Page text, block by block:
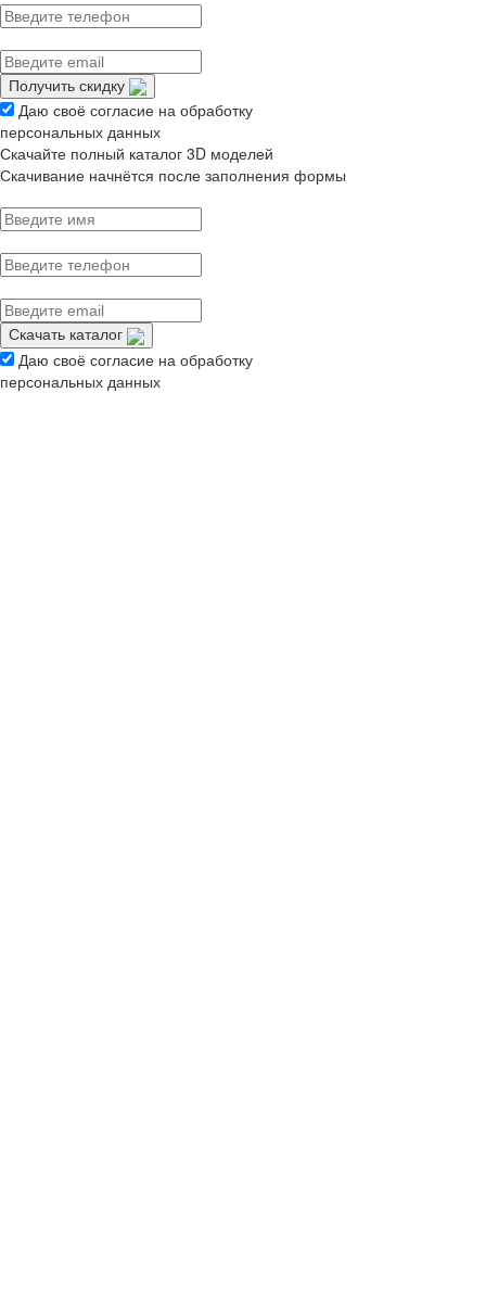
Получить скидку
Даю своё согласие на обработку
персональных данных
Скачайте полный каталог 3D моделей
Скачивание начнётся после заполнения формы
Скачать каталог
Даю своё согласие на обработку
персональных данных